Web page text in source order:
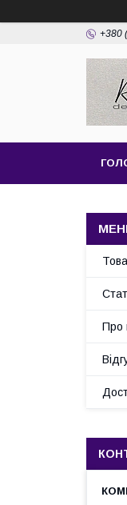
+380
Про